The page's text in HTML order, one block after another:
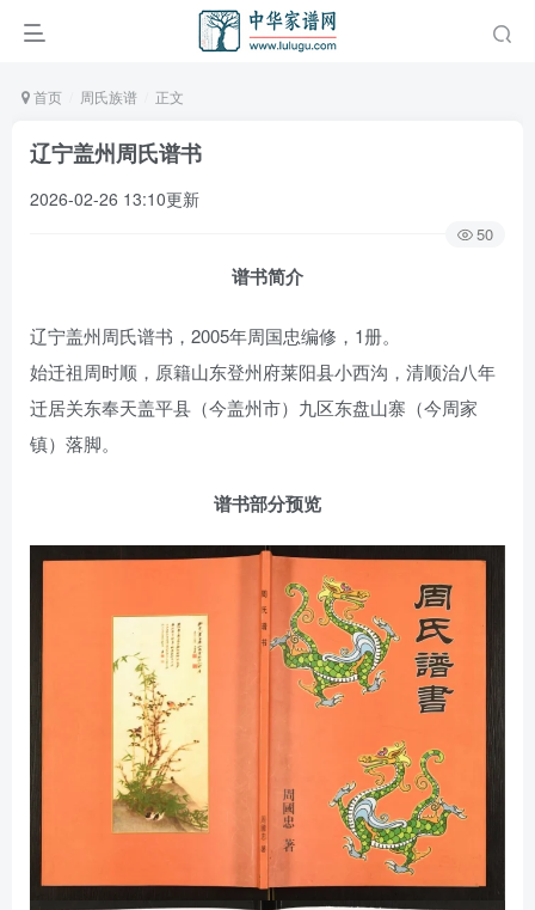
首页 周氏族谱 正文
辽宁盖州周氏谱书
2026-02-26 13:10更新
50
谱书简介
辽宁盖州周氏谱书，2005年周国忠编修，1册。
始迁祖周时顺，原籍山东登州府莱阳县小西沟，清顺治八年
迁居关东奉天盖平县（今盖州市）九区东盘山寨（今周家
镇）落脚。
谱书部分预览